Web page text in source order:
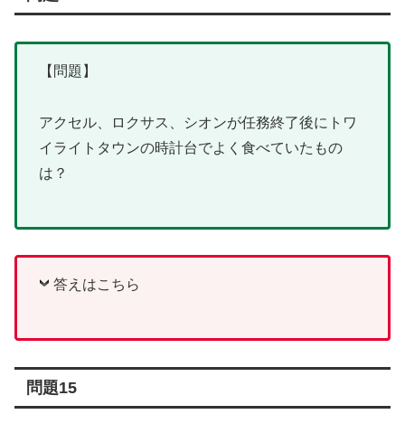
【問題】
アクセル、ロクサス、シオンが任務終了後にトワ
イライトタウンの時計台でよく食べていたもの
は？
答えはこちら
問題15